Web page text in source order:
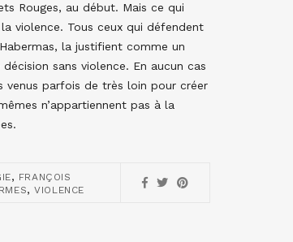
Rouges, au début. Mais ce qui
violence. Tous ceux qui défendent
la justifient comme un
sans violence. En aucun cas
venus parfois de très loin pour créer
n’appartiennent pas à la
, FRANÇOIS
,VIOLENCE